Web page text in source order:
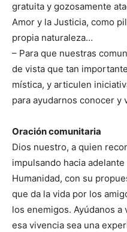
gratuita y gozosamente
Amor y la Justicia, como
propia naturaleza…
– Para que nuestras
de vista que tan
mística, y articulen
para ayudarnos conocer
Oración comunitaria
Dios nuestro, a quien
impulsando hacia
Humanidad, con su
que da la vida por los
los enemigos. Ayúdanos a
esa vivencia sea una